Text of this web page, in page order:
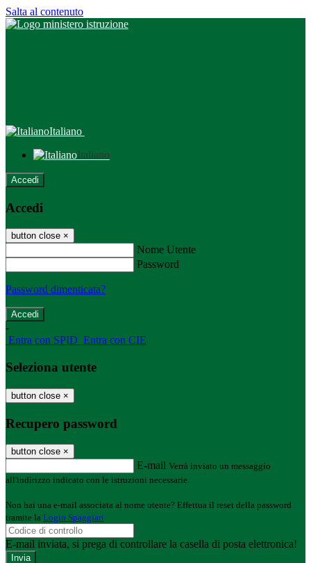
Salta al contenuto
Italiano
Italiano
Accedi
Accedi
button close ×
Nome Utente
Password
Password dimenticata?
-
Entra con SPID Entra con CIE
Seleziona utente
button close ×
Recupero password
button close ×
E-mail Verrà inviato un messaggio
all'indirizzo indicato con le istruzioni necessarie.
Non hai una e-mail associata al nome utente? Effettua il reset della password
tramite la Login Spaggiari
E-mail inviata, si prega di controllare la casella di posta elettronica!